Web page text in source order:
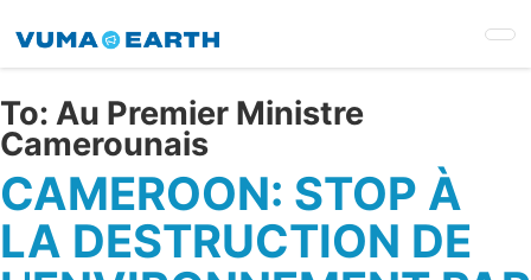
to
main
content
To: Au Premier Ministre
Camerounais
CAMEROON: STOP À
LA DESTRUCTION DE